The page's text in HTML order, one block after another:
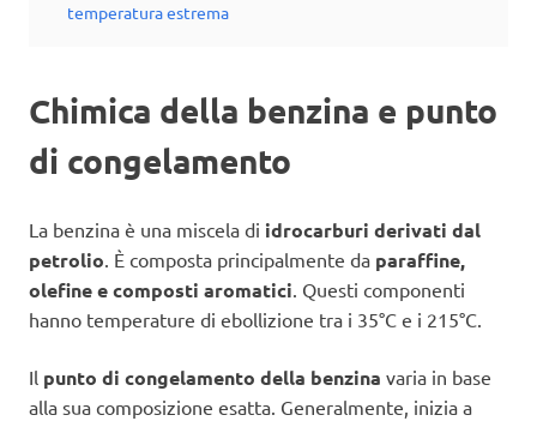
temperatura estrema
Chimica della benzina e punto
di congelamento
La benzina è una miscela di idrocarburi derivati dal
petrolio. È composta principalmente da paraffine,
olefine e composti aromatici. Questi componenti
hanno temperature di ebollizione tra i 35°C e i 215°C.
Il punto di congelamento della benzina varia in base
alla sua composizione esatta. Generalmente, inizia a